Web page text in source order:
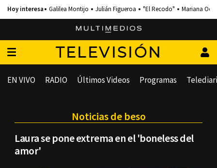
Galilea Montijo Julián Figueroa "El Recodo" Mariana
TELEVISIÓN
EN VIVO RADIO Últimos Videos Programas
Noticias de beso
Laura se pone extrema en el 'boneless del
amor'